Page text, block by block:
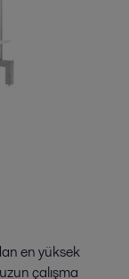
en yüksek
çalışma